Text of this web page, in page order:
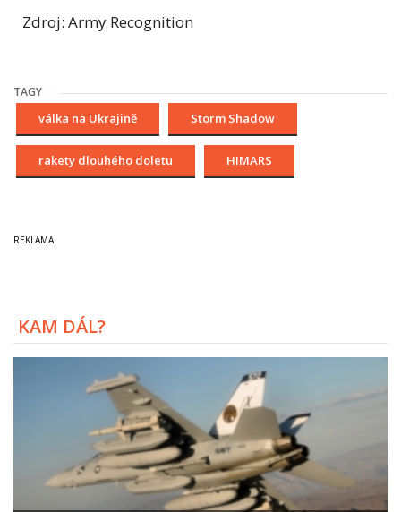
Zdroj: Army Recognition
TAGY
válka na Ukrajině Storm Shadow
rakety dlouhého doletu HIMARS
KAM DÁL?